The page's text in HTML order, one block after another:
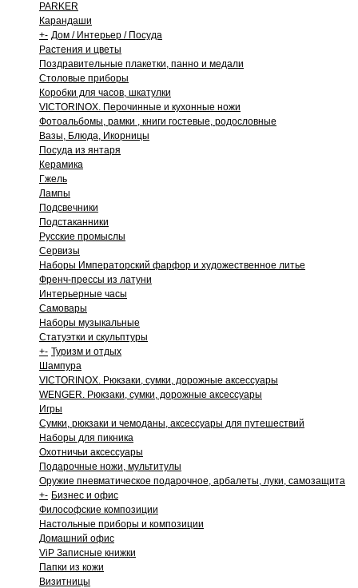
PARKER
Карандаши
+- Дом / Интерьер / Посуда
Растения и цветы
Поздравительные плакетки, панно и медали
Столовые приборы
Коробки для часов, шкатулки
VICTORINOX. Перочинные и кухонные ножи
Фотоальбомы, рамки , книги гостевые, родословные
Вазы, Блюда, Икорницы
Посуда из янтаря
Керамика
Гжель
Лампы
Подсвечники
Подстаканники
Русские промыслы
Сервизы
Наборы Императорский фарфор и художественное литье
Френч-прессы из латуни
Интерьерные часы
Самовары
Наборы музыкальные
Статуэтки и скульптуры
+- Туризм и отдых
Шампура
VICTORINOX. Рюкзаки, сумки, дорожные аксессуары
WENGER. Рюкзаки, сумки, дорожные аксессуары
Игры
Сумки, рюкзаки и чемоданы, аксессуары для путешествий
Наборы для пикника
Охотничьи аксессуары
Подарочные ножи, мультитулы
Оружие пневматическое подарочное, арбалеты, луки, самозащита
+- Бизнес и офис
Философские композиции
Настольные приборы и композиции
Домашний офис
ViP Записные книжки
Папки из кожи
Визитницы